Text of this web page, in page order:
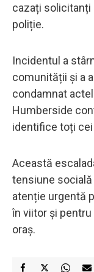
cazați solicitanți
poliție.
Incidentul a
comunității și a
condamnat
Humberside
identifice toți
Această
tensiune
atenție urgentă
în viitor și
oraș.